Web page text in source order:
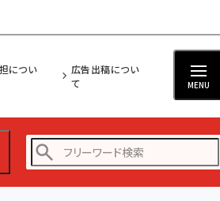
につい
広告出稿につい
て
MENU